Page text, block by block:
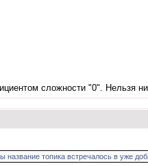
сложности "0". Нельзя
название топика встречалось в уже